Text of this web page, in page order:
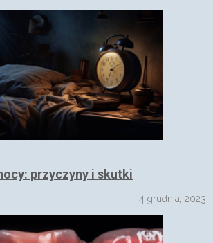
przyczyny i skutki
4 grudnia, 2023